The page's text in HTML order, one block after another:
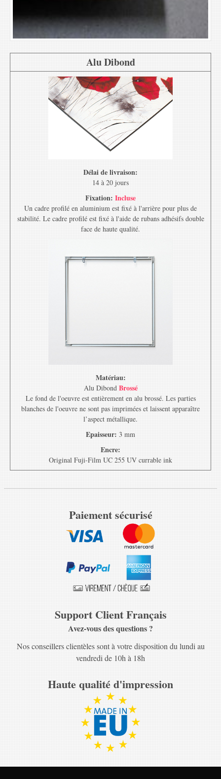
Alu Dibond
Délai de livraison:
14 à 20 jours
Fixation: Incluse
Un cadre profilé en aluminium est fixé à l'arrière pour plus de
stabilité. Le cadre profilé est fixé à l'aide de rubans adhésifs double
face de haute qualité.
Matériau:
Alu Dibond Brossé
Le fond de l'oeuvre est entièrement en alu brossé. Les parties
blanches de l'oeuvre ne sont pas imprimées et laissent apparaître
l’aspect métallique.
Epaisseur: 3 mm
Encre:
Original Fuji-Film UC 255 UV currable ink
Paiement sécurisé
Support Client Français
Avez-vous des questions ?
Nos conseillers clientèles sont à votre disposition du lundi au
vendredi de 10h à 18h
Haute qualité d'impression